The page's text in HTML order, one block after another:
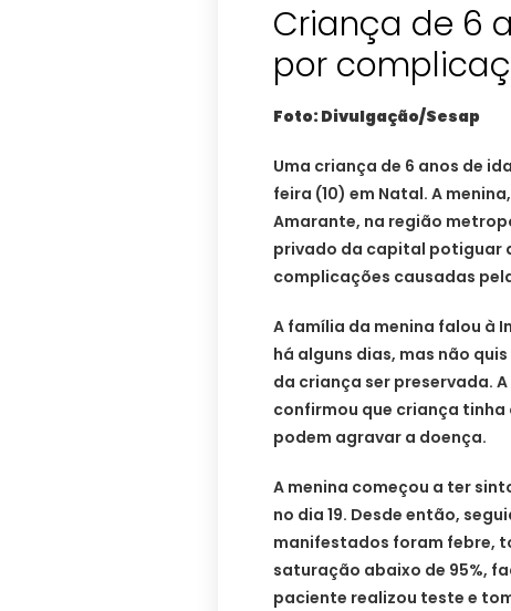
Criança de 6
por
Foto: Divulgação/Sesap
Uma criança de 6 anos de
feira (10) em Natal. A
Amarante, na região
privado da capital potiguar
complicações causadas
A família da menina falou à
há alguns dias, mas não
da criança ser preservada.
confirmou que criança
podem agravar a doença.
A menina começou a ter
no dia 19. Desde então,
manifestados foram febre,
saturação abaixo de 95%,
paciente realizou teste e